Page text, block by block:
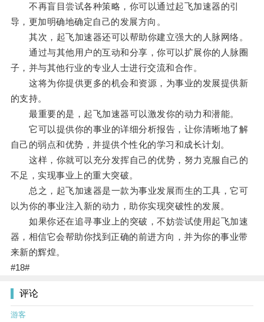
不再盲目尝试各种策略，你可以通过起飞加速器的引
导，更加明确地确定自己的发展方向。
其次，起飞加速器还可以帮助你建立强大的人脉网络。
通过与其他用户的互动和分享，你可以扩展你的人脉圈
子，并与其他行业的专业人士进行交流和合作。
这将为你提供更多的机会和资源，为事业的发展提供新
的支持。
最重要的是，起飞加速器可以激发你的动力和潜能。
它可以提供你的事业的详细分析报告，让你清晰地了解
自己的弱点和优势，并提供个性化的学习和成长计划。
这样，你就可以充分发挥自己的优势，努力克服自己的
不足，实现事业上的重大突破。
总之，起飞加速器是一款为事业发展而生的工具，它可
以为你的事业注入新的动力，助你实现突破性的发展。
如果你还在追寻事业上的突破，不妨尝试使用起飞加速
器，相信它会帮助你找到正确的前进方向，并为你的事业带
来新的辉煌。
#18#
评论
游客